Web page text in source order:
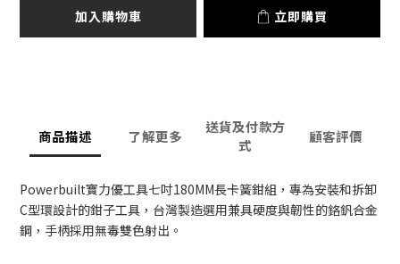
加入購物車 立即購買
商品描述 了解更多
送貨及付款方
式
顧客評價
Powerbuilt寶力優工具七吋180MM長卡簧鉗組，專為安裝和拆卸
C型環設計的鉗子工具，台灣製造選用兼具硬度與韌性的鉻釩合金
鋼，手柄採用無毒雙色射出。